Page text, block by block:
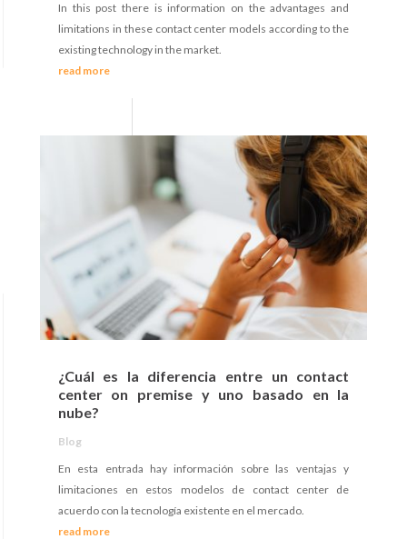
In this post there is information on the advantages and
limitations in these contact center models according to the
existing technology in the market.
read more
¿Cuál es la diferencia entre un contact
center on premise y uno basado en la
nube?
Blog
En esta entrada hay información sobre las ventajas y
limitaciones en estos modelos de contact center de
acuerdo con la tecnología existente en el mercado.
read more